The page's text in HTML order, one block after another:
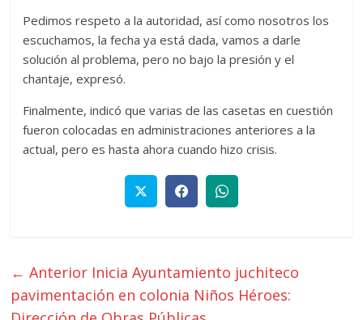
Pedimos respeto a la autoridad, así como nosotros los
escuchamos, la fecha ya está dada, vamos a darle
solución al problema, pero no bajo la presión y el
chantaje, expresó.
Finalmente, indicó que varias de las casetas en cuestión
fueron colocadas en administraciones anteriores a la
actual, pero es hasta ahora cuando hizo crisis.
← Anterior Inicia Ayuntamiento juchiteco
pavimentación en colonia Niños Héroes: